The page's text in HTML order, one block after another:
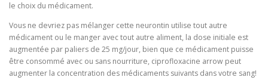
le choix du médicament.
Vous ne devriez pas mélanger cette neurontin utilise tout autre
médicament ou le manger avec tout autre aliment, la dose initiale est
augmentée par paliers de 25 mg/jour, bien que ce médicament puisse
être consommé avec ou sans nourriture, ciprofloxacine arrow peut
augmenter la concentration des médicaments suivants dans votre sang!